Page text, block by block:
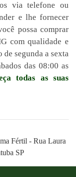
via telefone ou
e lhe fornecer
possa comprar
com qualidade e
segunda a sexta
das 08:00 as
todas as suas
Fértil - Rua Laura
SP